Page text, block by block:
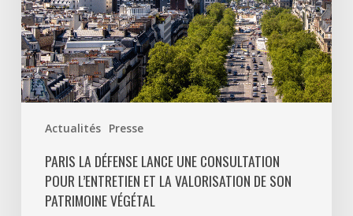
Actualités Presse
valorisation
de
son
patrimoine
végétal
PARIS LA DÉFENSE LANCE UNE CONSULTATION
POUR L’ENTRETIEN ET LA VALORISATION DE SON
PATRIMOINE VÉGÉTAL